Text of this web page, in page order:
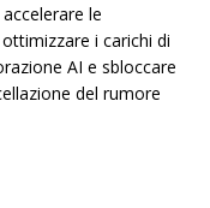
le
i carichi di
AI e sbloccare
del rumore